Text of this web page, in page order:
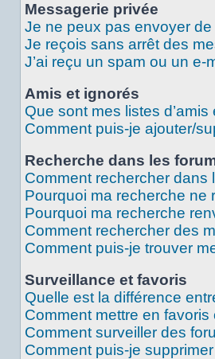
Messagerie privée
Je ne peux pas envoyer
Je reçois sans arrêt des
J’ai reçu un spam ou un e-
Amis et ignorés
Que sont mes listes d’amis
Comment puis-je ajouter/
Recherche dans les
Comment rechercher dans
Pourquoi ma recherche ne
Pourquoi ma recherche
Comment rechercher des
Comment puis-je trouver
Surveillance et favoris
Quelle est la différence
Comment mettre en
Comment surveiller des
Comment puis-je